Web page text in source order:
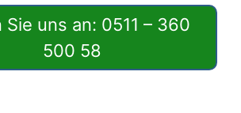
Sie uns an: 0511 – 360
500 58